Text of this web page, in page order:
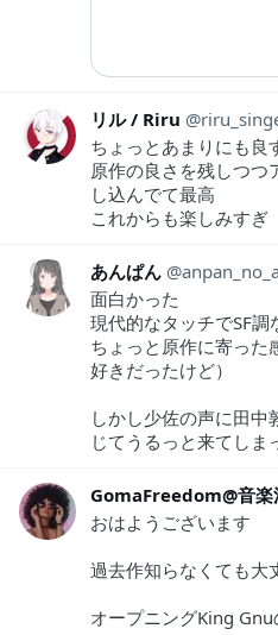
リル / Riru
ちょっとあまりにも良
原作の良さを残しつつ
し込んでて最高
これからも楽しみすぎ
あんぱん
面白かった
現代的なタッチでSF
ちょっと原作に寄った
好きだったけど）
しかし少佐の声に田
じてうるっと来てしま
おはようございます
過去作知らなくても大
オープニングKing